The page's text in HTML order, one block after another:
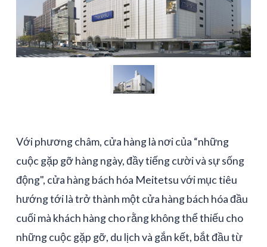
Với phương châm, cửa hàng là nơi của “những
cuộc gặp gỡ hàng ngày, đầy tiếng cười và sự sống
động", cửa hàng bách hóa Meitetsu với mục tiêu
hướng tới là trở thành một cửa hàng bách hóa đầu
cuối mà khách hàng cho rằng không thể thiếu cho
những cuộc gặp gỡ, du lịch và gắn kết, bắt đầu từ